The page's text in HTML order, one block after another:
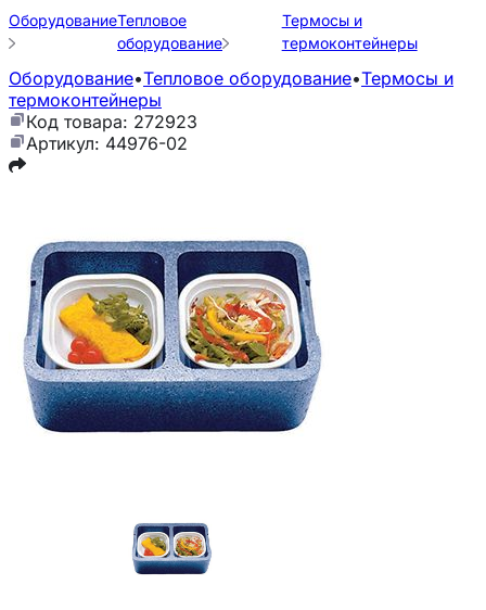
ОборудованиеТепловое
оборудование
Термосы и
термоконтейнеры
Оборудование•Тепловое оборудование•Термосы и
термоконтейнеры
Код товара: 272923
Артикул: 44976-02